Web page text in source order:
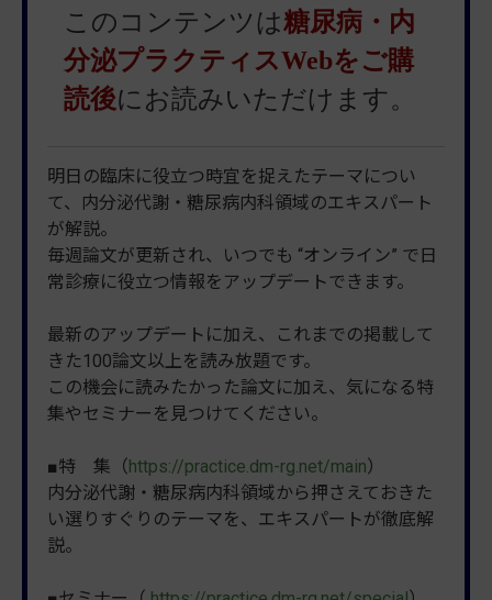
このコンテンツは糖尿病・内
分泌プラクティスWebをご購
読後にお読みいただけます。
明日の臨床に役立つ時宜を捉えたテーマについ
て、内分泌代謝・糖尿病内科領域のエキスパート
が解説。
毎週論文が更新され、いつでも “オンライン” で日
常診療に役立つ情報をアップデートできます。
最新のアップデートに加え、これまでの掲載して
きた100論文以上を読み放題です。
この機会に読みたかった論文に加え、気になる特
集やセミナーを見つけてください。
■特 集（https://practice.dm-rg.net/main）
内分泌代謝・糖尿病内科領域から押さえておきた
い選りすぐりのテーマを、エキスパートが徹底解
説。